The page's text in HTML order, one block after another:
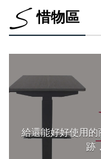
惜物區
給還能好好使用的
跡